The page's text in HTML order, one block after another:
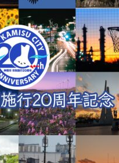
ベント特集2025
？大人気の「鹿
ルーズ」が今年
航！